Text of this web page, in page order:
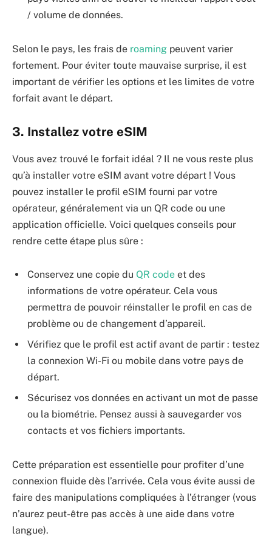
/ volume de données.
Selon le pays, les frais de roaming peuvent varier
fortement. Pour éviter toute mauvaise surprise, il est
important de vérifier les options et les limites de votre
forfait avant le départ.
3. Installez votre eSIM
Vous avez trouvé le forfait idéal ? Il ne vous reste plus
qu’à installer votre eSIM avant votre départ ! Vous
pouvez installer le profil eSIM fourni par votre
opérateur, généralement via un QR code ou une
application officielle. Voici quelques conseils pour
rendre cette étape plus sûre :
Conservez une copie du QR code et des
informations de votre opérateur. Cela vous
permettra de pouvoir réinstaller le profil en cas de
problème ou de changement d’appareil.
Vérifiez que le profil est actif avant de partir : testez
la connexion Wi-Fi ou mobile dans votre pays de
départ.
Sécurisez vos données en activant un mot de passe
ou la biométrie. Pensez aussi à sauvegarder vos
contacts et vos fichiers importants.
Cette préparation est essentielle pour profiter d’une
connexion fluide dès l’arrivée. Cela vous évite aussi de
faire des manipulations compliquées à l’étranger (vous
n’aurez peut-être pas accès à une aide dans votre
langue).